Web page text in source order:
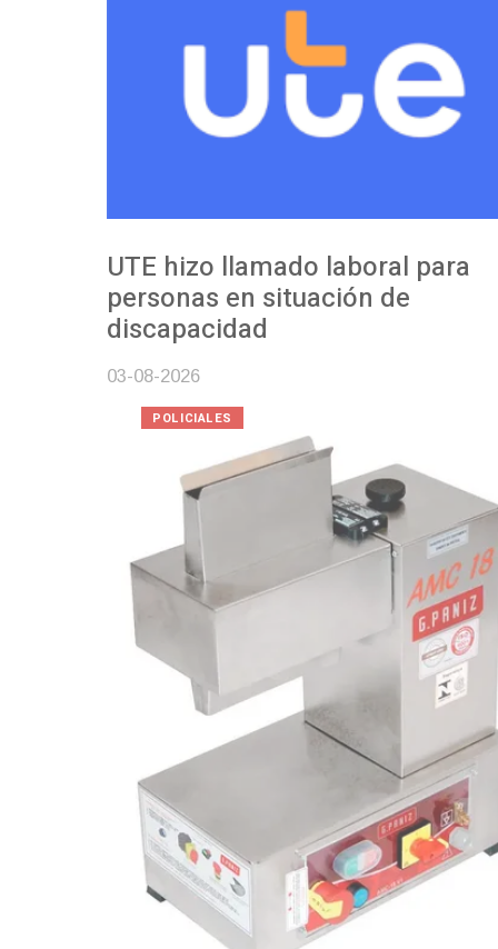
UTE hizo llamado laboral para
personas en situación de
discapacidad
03-08-2026
POLICIALES